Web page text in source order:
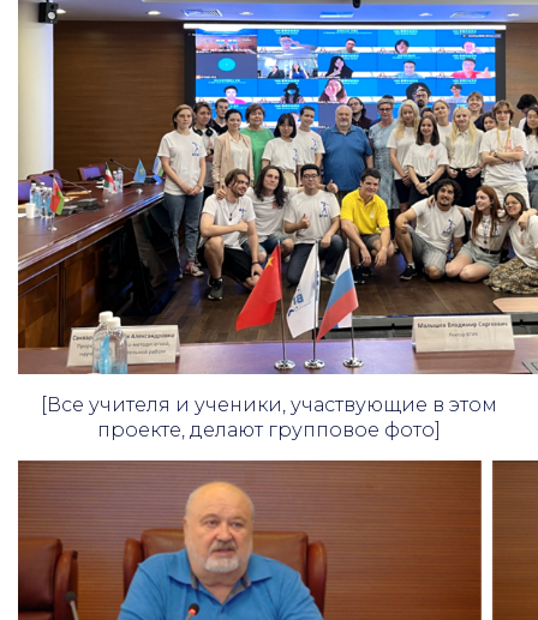
[Все учителя и ученики, участвующие в этом
проекте, делают групповое фото]